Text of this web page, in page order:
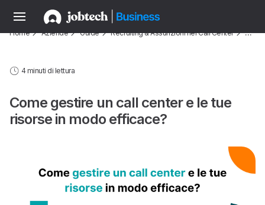
Home Aziende Guide Recruiting & Assunzioni nei Call Center …
4 minuti di lettura
Come gestire un call center e le tue
risorse in modo efficace?